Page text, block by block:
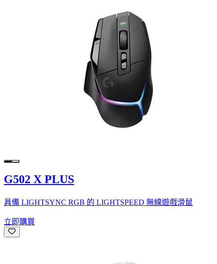
G502 X PLUS
具備 LIGHTSYNC RGB 的 LIGHTSPEED 無線遊戲滑鼠
立即購買